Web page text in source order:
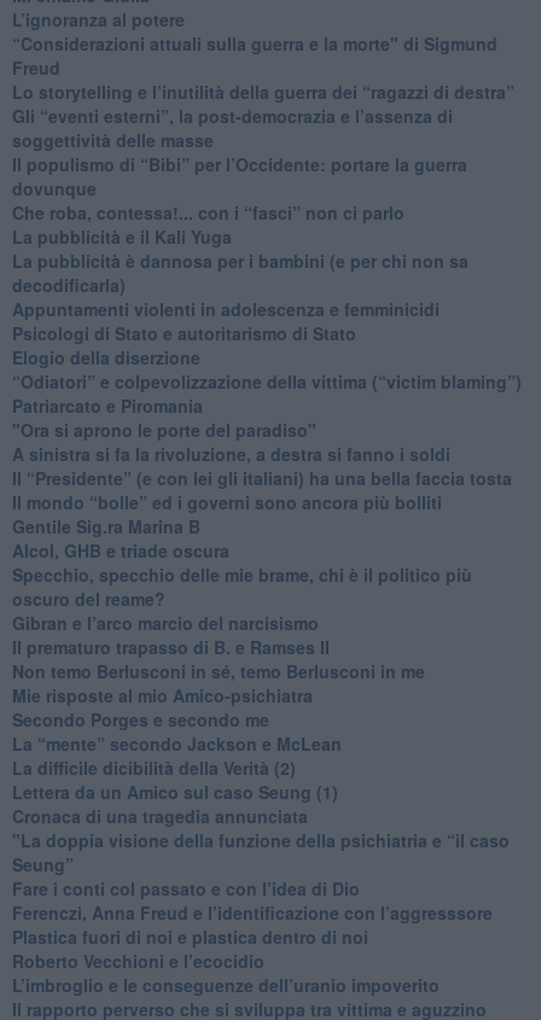
L’ignoranza al potere
​“Considerazioni attuali sulla guerra e la morte" di Sigmund
Freud
​Lo storytelling e l’inutilità della guerra dei “ragazzi di destra”
​Gli “eventi esterni”, la post-democrazia e l’assenza di
soggettività delle masse
​Il populismo di “Bibi” per l’Occidente: portare la guerra
dovunque
​Che roba, contessa!... con i “fasci” non ci parlo
La pubblicità e il Kali Yuga
​La pubblicità è dannosa per i bambini (e per chi non sa
decodificarla)
​Appuntamenti violenti in adolescenza e femminicidi
​Psicologi di Stato e autoritarismo di Stato
Elogio della diserzione
“Odiatori” e colpevolizzazione della vittima (“victim blaming”)
​Patriarcato e Piromania
"Ora si aprono le porte del paradiso"
​A sinistra si fa la rivoluzione, a destra si fanno i soldi
​Il “Presidente” (e con lei gli italiani) ha una bella faccia tosta
​Il mondo “bolle” ed i governi sono ancora più bolliti
​Gentile Sig.ra Marina B
​Alcol, GHB e triade oscura
​Specchio, specchio delle mie brame, chi è il politico più
oscuro del reame?
​Gibran e l’arco marcio del narcisismo
​Il prematuro trapasso di B. e Ramses II
​Non temo Berlusconi in sé, temo Berlusconi in me
​Mie risposte al mio Amico-psichiatra
​Secondo Porges e secondo me
​La “mente” secondo Jackson e McLean
La difficile dicibilità della Verità (2)
​Lettera da un Amico sul caso Seung (1)
​Cronaca di una tragedia annunciata
"​La doppia visione della funzione della psichiatria e “il caso
Seung”
​Fare i conti col passato e con l’idea di Dio
​Ferenczi, Anna Freud e l’identificazione con l’aggresssore
Plastica fuori di noi e plastica dentro di noi
​Roberto Vecchioni e l’ecocidio
​L’imbroglio e le conseguenze dell’uranio impoverito
​Il rapporto perverso che si sviluppa tra vittima e aguzzino